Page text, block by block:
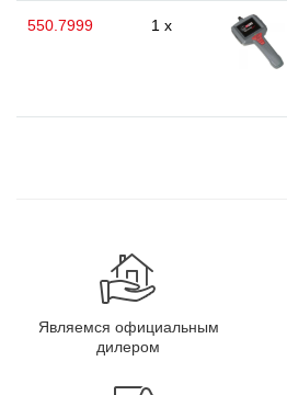
550.7999 1 x
Являемся официальным
дилером